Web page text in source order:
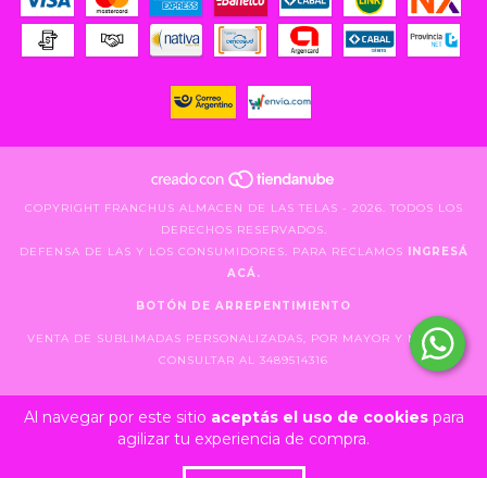
Al navegar por este sitio aceptás el uso de cookiespara
agilizar tu experiencia de compra.
COPYRIGHT FRANCHUS ALMACEN DE LAS TELAS - 2026. TODOS LOS
DERECHOS RESERVADOS.
DEFENSA DE LAS Y LOS CONSUMIDORES. PARA RECLAMOS INGRESÁ
ACÁ.
BOTÓN DE ARREPENTIMIENTO
VENTA DE SUBLIMADAS PERSONALIZADAS, POR MAYOR Y MENOR.
CONSULTAR AL 3489514316